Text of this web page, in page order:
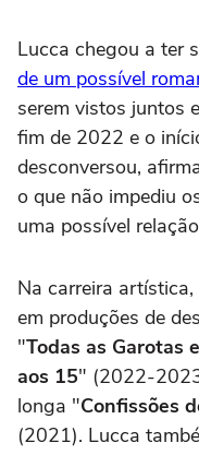
Lucca chegou a ter
de um possível
serem vistos juntos
fim de 2022 e o
desconversou,
o que não impediu
uma possível
Na carreira
em produções de
"Todas as Garotas
aos 15" (2022-
longa "Confissões
(2021). Lucca